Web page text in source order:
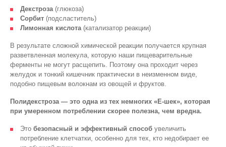
Декстроза (глюкоза)
Сорбит (подсластитель)
Лимонная кислота (катализатор реакции)
В результате сложной химической реакции получается крупная
разветвленная молекула, которую наши пищеварительные
ферменты не могут расщепить. Поэтому она проходит через
желудок и тонкий кишечник практически в неизменном виде,
подобно пищевым волокнам из овощей и фруктов.
Полидекстроза — это одна из тех немногих «Е-шек», которая
при умеренном потреблении скорее полезна, чем вредна.
Это безопасный и эффективный способ увеличить
потребление клетчатки, особенно для тех, кто недобирает ее